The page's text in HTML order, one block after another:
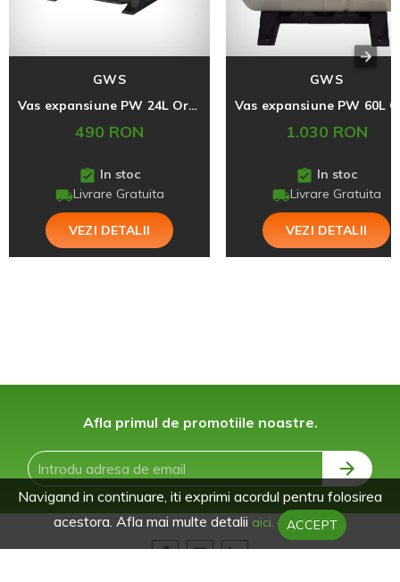
GWS
Vas expansiune PW 24L Orizontal, Apa Potabila
490 RON
In stoc
Livrare Gratuita
VEZI DETALII
GWS
1.030 RON
In stoc
Livrare Gratuita
VEZI DETALII
Afla primul de promotiile noastre.
Navigand in continuare, iti exprimi acordul pentru folosirea
acestora. Afla mai multe detalii aici. ACCEPT